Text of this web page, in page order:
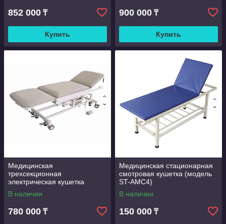
852 000 ₸
Купить
900 000 ₸
Купить
Медицинская
трехсекционная
электрическая кушетка
(модель KY-PD8411-1)
В наличии
780 000 ₸
Медицинская стационарная
смотровая кушетка (модель
ST-AMC4)
В наличии
150 000 ₸